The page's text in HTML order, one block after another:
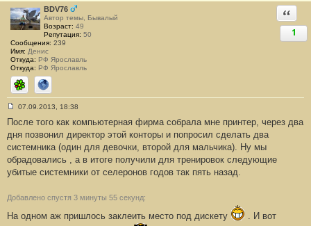
BDV76
Автор темы, Бывалый
Возраст: 49
Репутация: 50
Сообщения: 239
Имя: Денис
Откуда: РФ Ярославль
Откуда: РФ Ярославль
ICQ Сайт
1
о
б
щ
е
н
и
8
07.09.2013, 18:38
После того как компьютерная фирма собрала мне принтер, через два
дня позвонил директор этой конторы и попросил сделать два
системника (один для девочки, второй для мальчика). Ну мы
обрадовались , а в итоге получили для тренировок следующие
убитые системники от селеронов годов так пять назад.
Добавлено спустя 3 минуты 55 секунд:
На одном аж пришлось заклеить место под дискету
. И вот